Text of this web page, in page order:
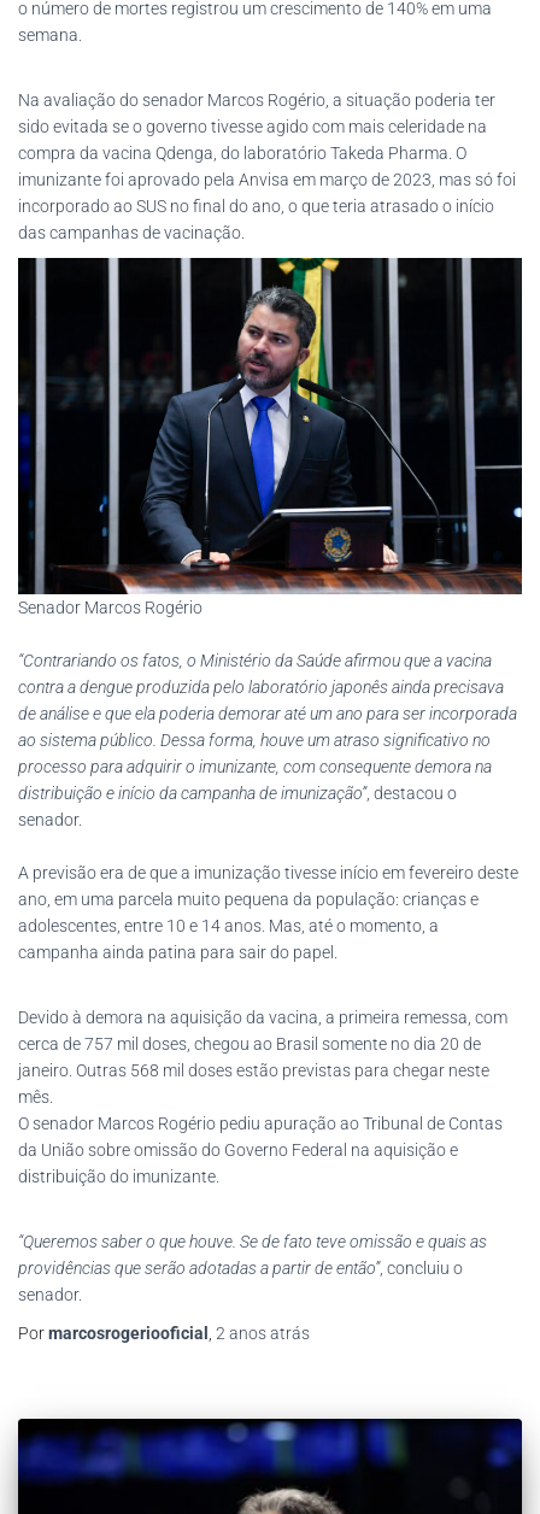
o número de mortes registrou um crescimento de 140% em uma
semana.
Na avaliação do senador Marcos Rogério, a situação poderia ter
sido evitada se o governo tivesse agido com mais celeridade na
compra da vacina Qdenga, do laboratório Takeda Pharma. O
imunizante foi aprovado pela Anvisa em março de 2023, mas só foi
incorporado ao SUS no final do ano, o que teria atrasado o início
das campanhas de vacinação.
Senador Marcos Rogério
“Contrariando os fatos, o Ministério da Saúde afirmou que a vacina
contra a dengue produzida pelo laboratório japonês ainda precisava
de análise e que ela poderia demorar até um ano para ser incorporada
ao sistema público. Dessa forma, houve um atraso significativo no
processo para adquirir o imunizante, com consequente demora na
distribuição e início da campanha de imunização”, destacou o
senador.
A previsão era de que a imunização tivesse início em fevereiro deste
ano, em uma parcela muito pequena da população: crianças e
adolescentes, entre 10 e 14 anos. Mas, até o momento, a
campanha ainda patina para sair do papel.
Devido à demora na aquisição da vacina, a primeira remessa, com
cerca de 757 mil doses, chegou ao Brasil somente no dia 20 de
janeiro. Outras 568 mil doses estão previstas para chegar neste
mês.
O senador Marcos Rogério pediu apuração ao Tribunal de Contas
da União sobre omissão do Governo Federal na aquisição e
distribuição do imunizante.
“Queremos saber o que houve. Se de fato teve omissão e quais as
providências que serão adotadas a partir de então”, concluiu o
senador.
Pormarcosrogeriooficial 2 anosatrás